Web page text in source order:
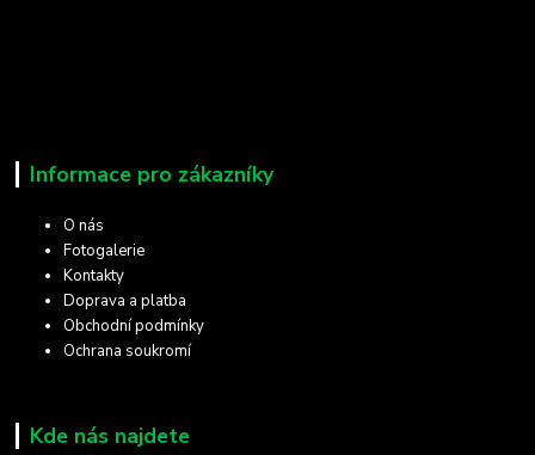
Informace pro zákazníky
O nás
Fotogalerie
Kontakty
Doprava a platba
Obchodní podmínky
Ochrana soukromí
Kde nás najdete